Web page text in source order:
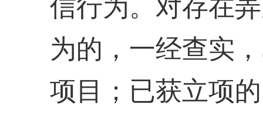
信行为。对存在
为的，一经查实
项目；已获立项